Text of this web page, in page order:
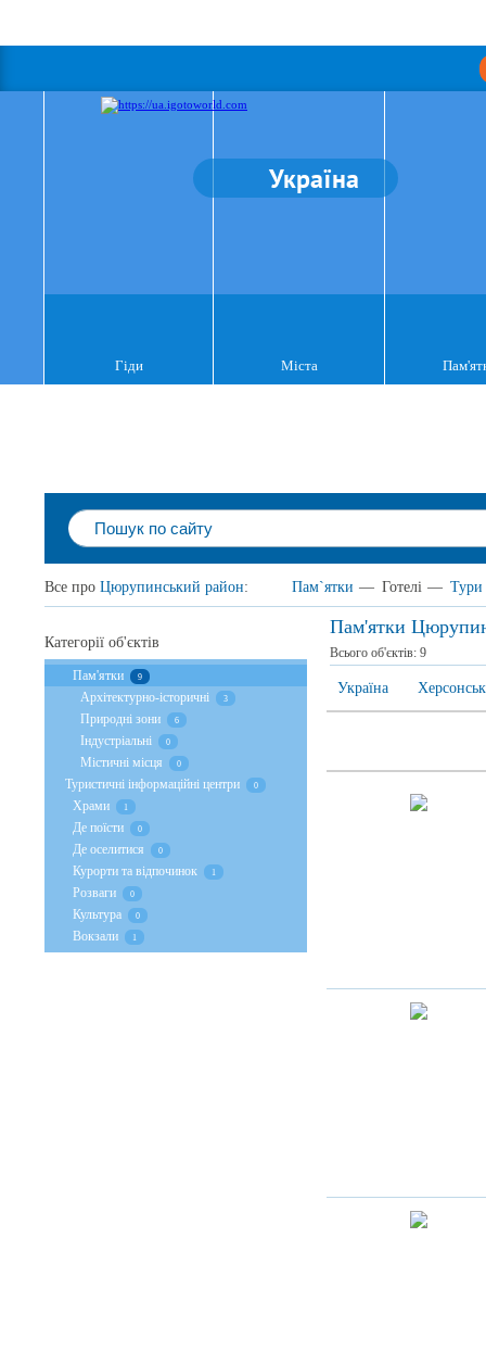
Україна
Гіди Міста
Все про Цюрупинський район: Пам`ятки — Готелі — Тури
Пам'ятки
Всього об'єктів: 9
Україна
Категорії об'єктів
Пам'ятки 9
Архітектурно-історичні 3
Природні зони 6
Індустріальні 0
Містичні місця 0
Туристичні інформаційні центри 0
Храми 1
Де поїсти 0
Де оселитися 0
Курорти та відпочинок 1
Розваги 0
Культура 0
Вокзали 1